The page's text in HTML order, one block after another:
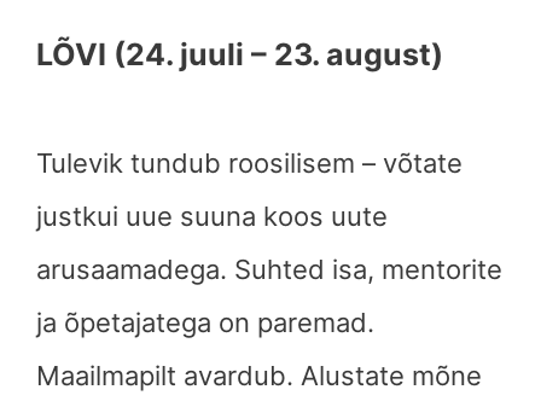
LÕVI (24. juuli – 23. august)
Tulevik tundub roosilisem – võtate
justkui uue suuna koos uute
arusaamadega. Suhted isa, mentorite
ja õpetajatega on paremad.
Maailmapilt avardub. Alustate mõne